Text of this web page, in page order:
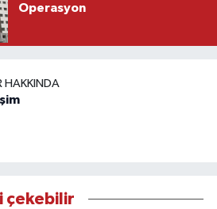
Operasyon
HAKKINDA
çekebilir